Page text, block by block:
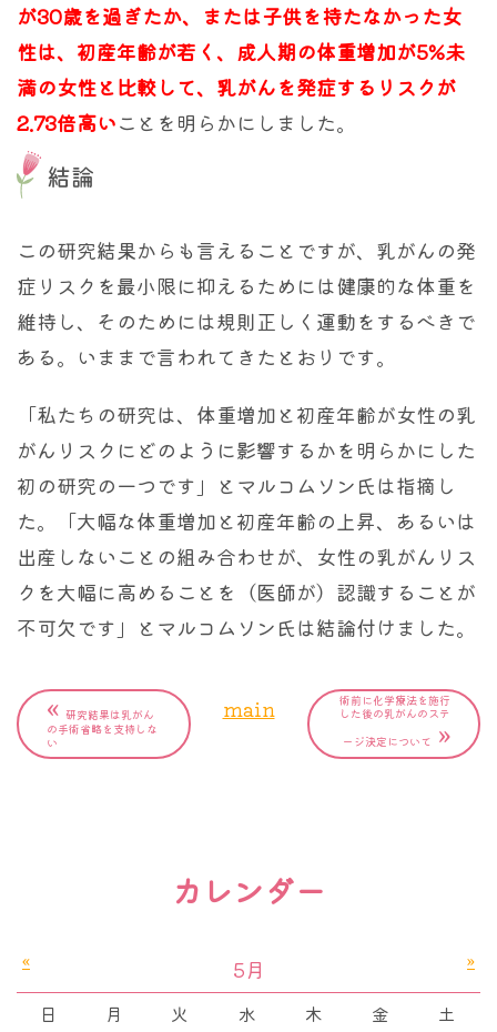
が30歳を過ぎたか、または子供を持たなかった女
性は、初産年齢が若く、成人期の体重増加が5%未
満の女性と比較して、乳がんを発症するリスクが
2.73倍高いことを明らかにしました。
結論
この研究結果からも言えることですが、乳がんの発
症リスクを最小限に抑えるためには健康的な体重を
維持し、そのためには規則正しく運動をするべきで
ある。いままで言われてきたとおりです。
「私たちの研究は、体重増加と初産年齢が女性の乳
がんリスクにどのように影響するかを明らかにした
初の研究の一つです」とマルコムソン氏は指摘し
た。「大幅な体重増加と初産年齢の上昇、あるいは
出産しないことの組み合わせが、女性の乳がんリス
クを大幅に高めることを（医師が）認識することが
不可欠です」とマルコムソン氏は結論付けました。
« 研究結果は乳がん
の手術省略を支持しな
い
main
術前に化学療法を施行
した後の乳がんのステ
ージ決定について »
カレンダー
« 5月 »
日 月 火 水 木 金
土